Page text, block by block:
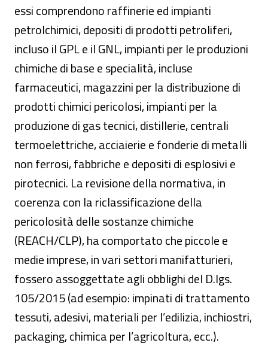
essi comprendono raffinerie ed impianti
petrolchimici, depositi di prodotti petroliferi,
incluso il GPL e il GNL, impianti per le produzioni
chimiche di base e specialità, incluse
farmaceutici, magazzini per la distribuzione di
prodotti chimici pericolosi, impianti per la
produzione di gas tecnici, distillerie, centrali
termoelettriche, acciaierie e fonderie di metalli
non ferrosi, fabbriche e depositi di esplosivi e
pirotecnici. La revisione della normativa, in
coerenza con la riclassificazione della
pericolosità delle sostanze chimiche
(REACH/CLP), ha comportato che piccole e
medie imprese, in vari settori manifatturieri,
fossero assoggettate agli obblighi del D.lgs.
105/2015 (ad esempio: impinati di trattamento
tessuti, adesivi, materiali per l’edilizia, inchiostri,
packaging, chimica per l’agricoltura, ecc.).